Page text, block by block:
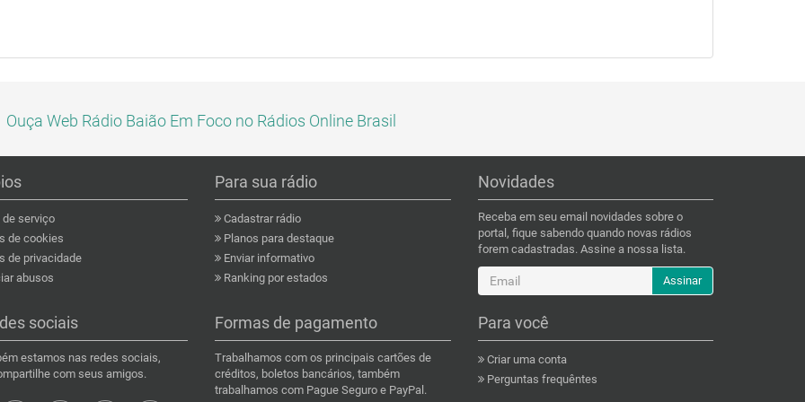
Ouça Web Rádio Baião Em Foco no Rádios Online Brasil
serviço
de cookies
de privacidade
abusos
Para sua rádio
Cadastrar rádio
Planos para destaque
Enviar informativo
Ranking por estados
Novidades
Receba em seu email novidades sobre o
portal, fique sabendo quando novas rádios
forem cadastradas. Assine a nossa lista.
Assinar
sociais
estamos nas redes sociais,
com seus amigos.
Formas de pagamento
Trabalhamos com os principais cartões de
créditos, boletos bancários, também
trabalhamos com Pague Seguro e PayPal.
Para você
Criar uma conta
Perguntas frequêntes